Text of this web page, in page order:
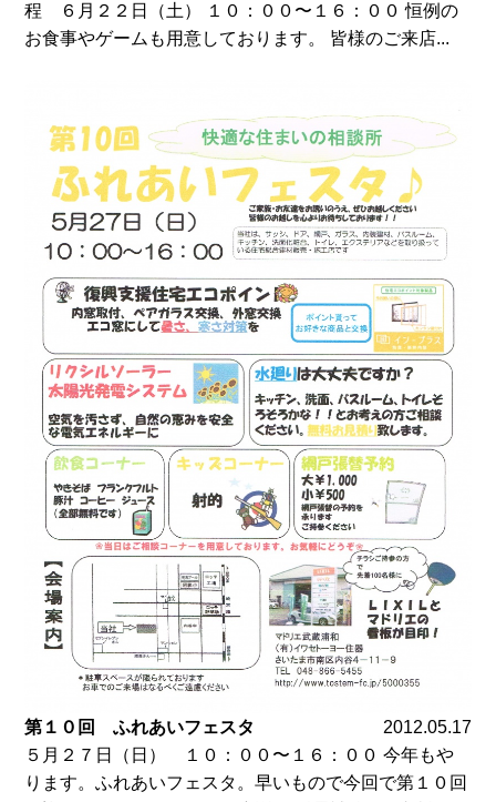
程 ６月２２日（土） １０：００〜１６：００ 恒例の
お食事やゲームも用意しております。 皆様のご来店...
第１０回 ふれあいフェスタ
2012.05.17
５月２７日（日） １０：００〜１６：００ 今年もや
ります。ふれあいフェスタ。早いもので今回で第１０回